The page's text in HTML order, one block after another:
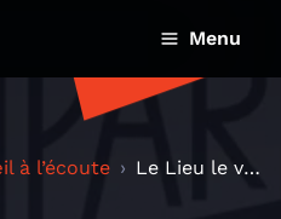
Menu
à l’écoute Le Lieu le vin et la formule, samedi 20 juillet